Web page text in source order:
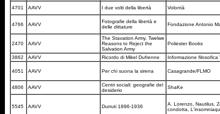
4701 AAVV I due volti della libertà Volontà
4766 AAVV
Fotografie della libertà e
delle dittature
Fondazione Antonio
2470 AAVV
The Stavation Army. Twelwe
Reasons to Reject the
Salvation Army
Poliester Books
3862 AAVV Ricordo di Mikel Dufrenne Informazione
4051 AAVV Per chi suona la sirena Casagrande/FLMO
4806 AAVV
Centri sociali: geografie del
desiderio
ShaKe
5545 AAVV Durruti 1896-1936
A. Lorenzo, Nautilus,
condotta,